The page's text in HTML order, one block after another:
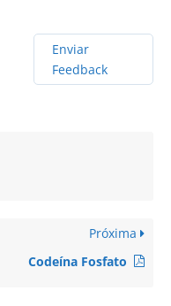
Enviar
Feedback
Próxima
Codeína Fosfato